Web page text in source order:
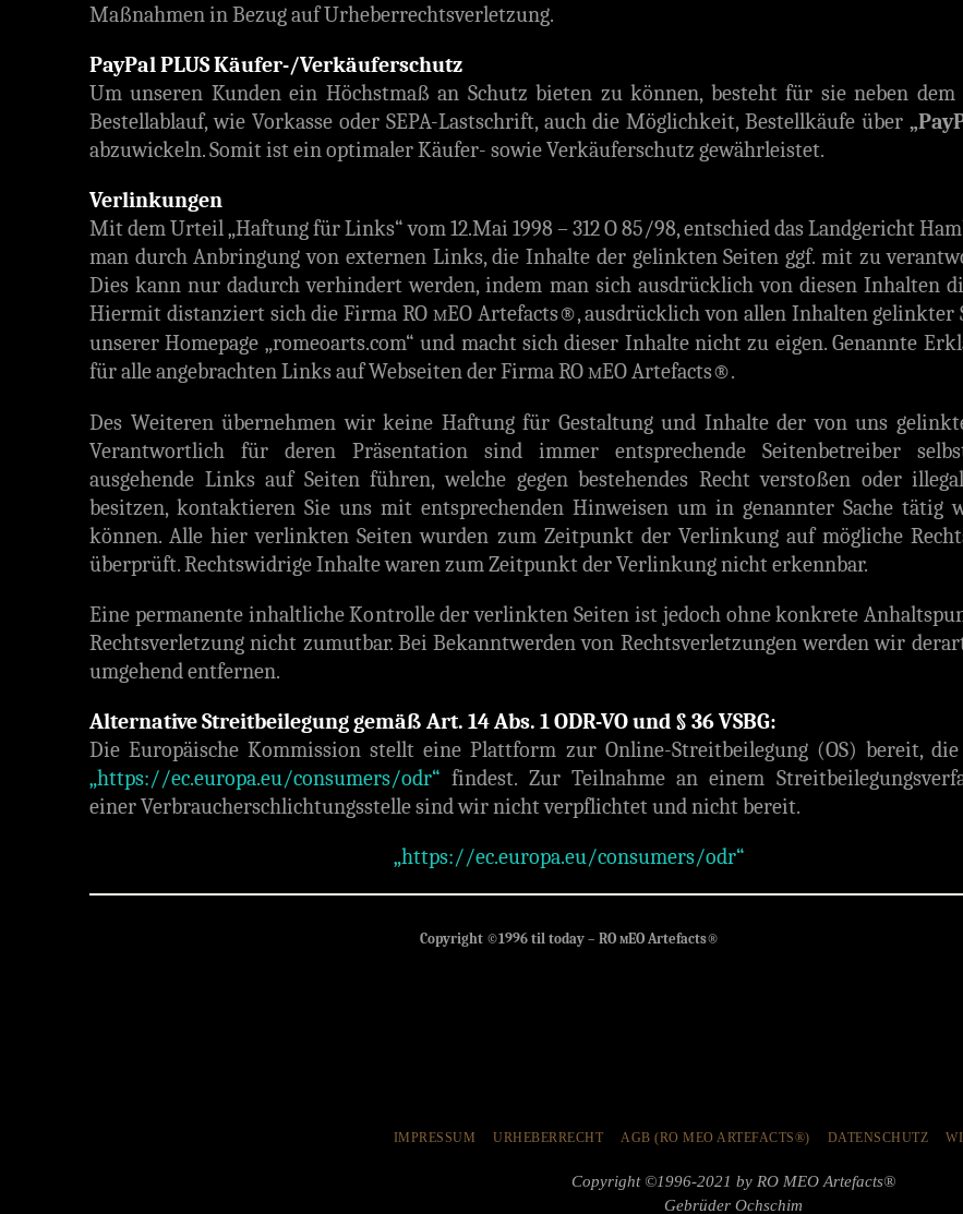
Maßnahmen in Bezug auf Urheberrechtsverletzung.
PayPal PLUS Käufer-/Verkäuferschutz
Um unseren Kunden ein Höchstmaß an Schutz bieten zu können, besteht für sie neben dem
Bestellablauf, wie Vorkasse oder SEPA-Lastschrift, auch die Möglichkeit, Bestellkäufe über
abzuwickeln. Somit ist ein optimaler Käufer- sowie Verkäuferschutz gewährleistet.
Verlinkungen
Mit dem Urteil „Haftung für Links“ vom 12.Mai 1998 – 312 O 85/98, entschied das Landgericht
man durch Anbringung von externen Links, die Inhalte der gelinkten Seiten ggf. mit zu
Dies kann nur dadurch verhindert werden, indem man sich ausdrücklich von diesen Inhalten
Hiermit distanziert sich die Firma RO MEO Artefacts®, ausdrücklich von allen Inhalten gelinkter
unserer Homepage „romeoarts.com“ und macht sich dieser Inhalte nicht zu eigen. Genannte
für alle angebrachten Links auf Webseiten der Firma RO MEO Artefacts®.
Des Weiteren übernehmen wir keine Haftung für Gestaltung und Inhalte der von uns
Verantwortlich für deren Präsentation sind immer entsprechende Seitenbetreiber
ausgehende Links auf Seiten führen, welche gegen bestehendes Recht verstoßen oder
besitzen, kontaktieren Sie uns mit entsprechenden Hinweisen um in genannter Sache tätig
können. Alle hier verlinkten Seiten wurden zum Zeitpunkt der Verlinkung auf mögliche
überprüft. Rechtswidrige Inhalte waren zum Zeitpunkt der Verlinkung nicht erkennbar.
Eine permanente inhaltliche Kontrolle der verlinkten Seiten ist jedoch ohne konkrete
Rechtsverletzung nicht zumutbar. Bei Bekanntwerden von Rechtsverletzungen werden wir
umgehend entfernen.
Alternative Streitbeilegung gemäß Art. 14 Abs. 1 ODR-VO und § 36 VSBG:
Die Europäische Kommission stellt eine Plattform zur Online-Streitbeilegung (OS) bereit,
„https://ec.europa.eu/consumers/odr“ findest. Zur Teilnahme an einem
einer Verbraucherschlichtungsstelle sind wir nicht verpflichtet und nicht bereit.
„https://ec.europa.eu/consumers/odr“
Copyright ©1996 til today – RO MEO Artefacts®
IMPRESSUM URHEBERRECHT AGB (RO MEO ARTEFACTS®) DATENSCHUTZ
Copyright ©1996-2021 by RO MEO Artefacts®
Gebrüder Ochschim